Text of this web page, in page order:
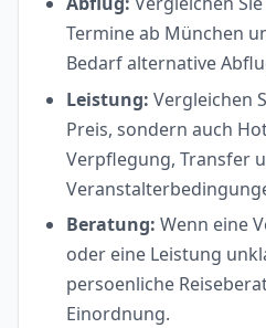
Termine ab München
Bedarf alternative
Leistung: Vergleichen
Preis, sondern auch
Verpflegung, Transfer
Beratung: Wenn eine
oder eine Leistung
persoenliche
Einordnung.